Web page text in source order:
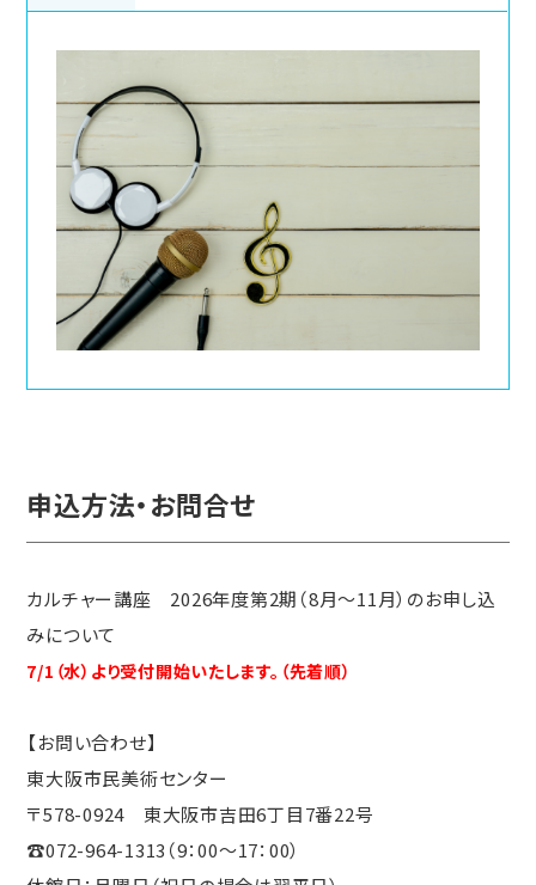
申込方法・お問合せ
カルチャー講座 2026年度第2期（8月～11月）のお申し込
みについて
7/1（水）より受付開始いたします。（先着順）
【お問い合わせ】
東大阪市民美術センター
〒578-0924 東大阪市吉田6丁目7番22号
☎072-964-1313（9：00～17：00）